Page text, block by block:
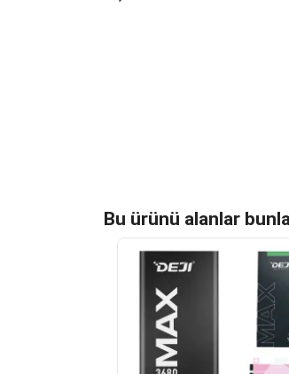
Bu ürünü alanlar